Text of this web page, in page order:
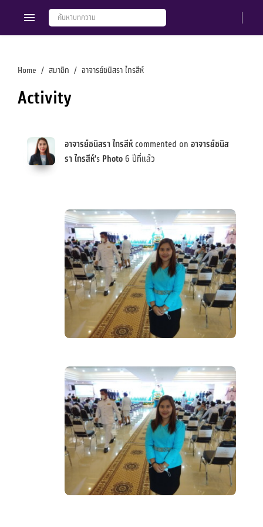
Home สมาชิก อาจารย์ชนิสรา ไกรสีห์
Activity
อาจารย์ชนิสรา ไกรสีห์commented on อาจารย์ชนิส
รา ไกรสีห์'s Photo6 ปีที่แล้ว
Members Groups